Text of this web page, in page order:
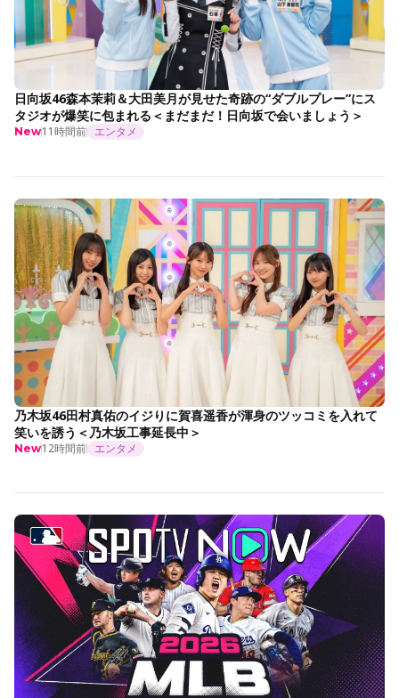
日向坂46森本茉莉＆大田美月が見せた奇跡の“ダブルプレー”にス
タジオが爆笑に包まれる＜まだまだ！日向坂で会いましょう＞
New11時間前 エンタメ
乃木坂46田村真佑のイジりに賀喜遥香が渾身のツッコミを入れて
笑いを誘う＜乃木坂工事延長中＞
New12時間前 エンタメ